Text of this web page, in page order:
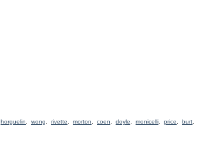
horguelin wong rivette morton coen doyle monicelli price burt